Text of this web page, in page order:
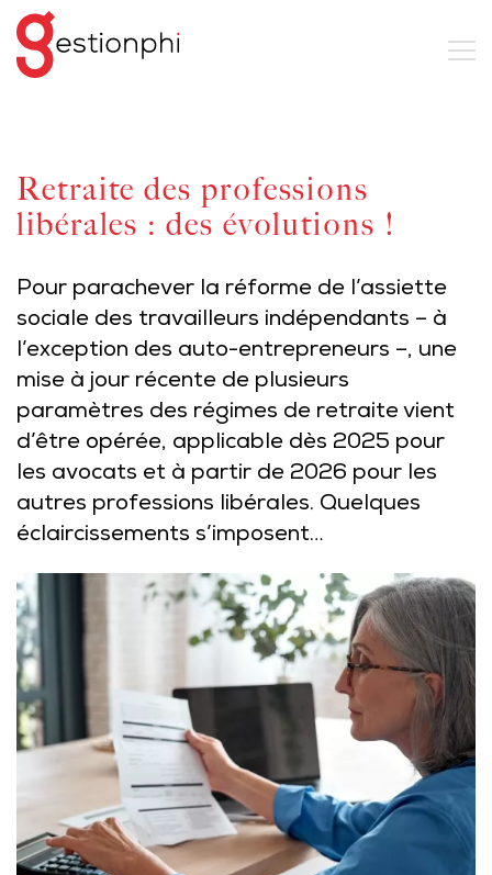
Retraite des professions
libérales : des évolutions !
Pour parachever la réforme de l’assiette
sociale des travailleurs indépendants – à
l’exception des auto-entrepreneurs –, une
mise à jour récente de plusieurs
paramètres des régimes de retraite vient
d’être opérée, applicable dès 2025 pour
les avocats et à partir de 2026 pour les
autres professions libérales. Quelques
éclaircissements s’imposent…